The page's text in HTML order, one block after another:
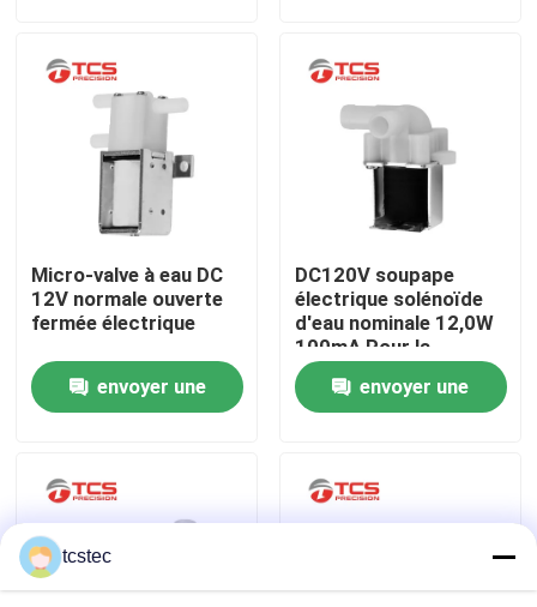
Le spectacle VR
À propos de nous
Visite de l'usine
Contrôle de la qualité
Nous contacter
Les affaires
Le blog
Micro-valve à eau DC
12V normale ouverte
fermée électrique
envoyer une
DC120V soupape
électrique solénoïde
d'eau nominale 12,0W
100mA Pour la
machine à café
envoyer une
tcstec